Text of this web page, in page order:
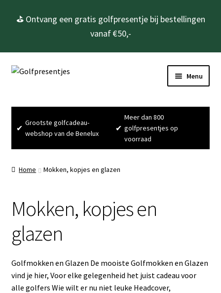
⛳ Ontvang een gratis golfpresentje bij bestellingen
vanaf €50,-
Ga
navigatie
Ga
inhoud
Menu
Golfcadeau’s
Golfpetten, -beanies en -mutsen
Golfsieraden
Headcovers
Sleutelhangers
✔
Grootste golfcadeau-
webshop van de Benelux
✔
Meer dan 800
golfpresentjes op
voorraad
Home Mokken, kopjes en glazen
Mokken, kopjes en
glazen
Golfmokken en Glazen De mooiste Golfmokken en Glazen
vind je hier, Voor elke gelegenheid het juist cadeau voor
alle golfers Wie wilt er nu niet leuke Headcover,